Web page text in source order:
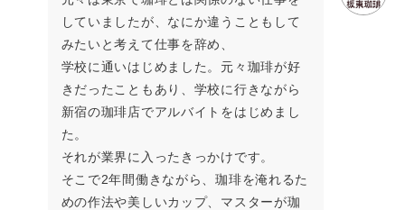
していましたが、なにか違うこともして
みたいと考えて仕事を辞め、
学校に通いはじめました。元々珈琲が好
きだったこともあり、学校に行きながら
新宿の珈琲店でアルバイトをはじめまし
た。
それが業界に入ったきっかけです。
そこで2年間働きながら、珈琲を淹れるた
めの作法や美しいカップ、マスターが珈